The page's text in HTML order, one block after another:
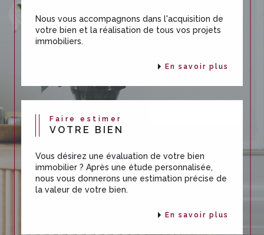
Nous vous accompagnons dans l'acquisition de
votre bien et la réalisation de tous vos projets
immobiliers.
En savoir plus
Faire estimer
VOTRE BIEN
Vous désirez une évaluation de votre bien
immobilier ? Après une étude personnalisée,
nous vous donnerons une estimation précise de
la valeur de votre bien.
En savoir plus